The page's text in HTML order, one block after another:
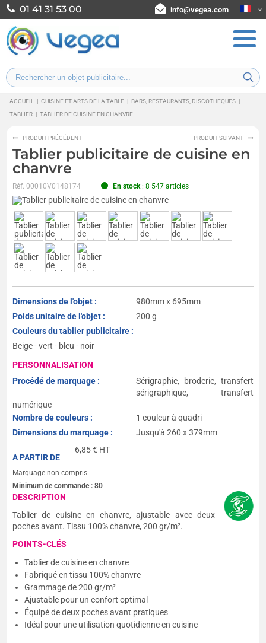
01 41 31 53 00 info@vegea.com
ACCUEIL | CUISINE ET ARTS DE LA TABLE | BARS, RESTAURANTS, DISCOTHEQUES |
TABLIER | TABLIER DE CUISINE EN CHANVRE
PRODUIT PRÉCÉDENT PRODUIT SUIVANT
Tablier publicitaire de cuisine en
chanvre
Réf.00010V0148174 En stock: 8 547 articles
Dimensions de l'objet :
980mm x 695mm
Poids unitaire de l'objet :
200 g
Couleurs du tablier publicitaire :
Beige - vert - bleu - noir
PERSONNALISATION
Procédé de marquage :
Sérigraphie, broderie, transfert
sérigraphique, transfert
numérique
Nombre de couleurs :
1 couleur à quadri
Dimensions du marquage :
Jusqu'à 260 x 379mm
6,85€ HT
A PARTIR DE
Marquage non compris
Minimum de commande :80
DESCRIPTION
Tablier de cuisine en chanvre, ajustable avec deux
poches avant. Tissu 100% chanvre, 200 gr/m².
POINTS-CLÉS
Tablier de cuisine en chanvre
Fabriqué en tissu 100% chanvre
Grammage de 200 gr/m²
Ajustable pour un confort optimal
Équipé de deux poches avant pratiques
Idéal pour une utilisation quotidienne en cuisine